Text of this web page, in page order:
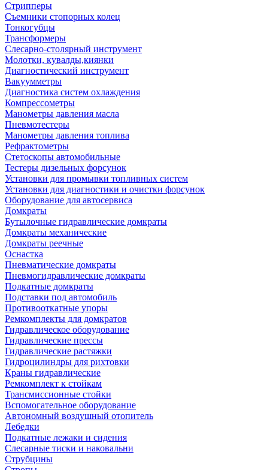
Стрипперы
Съемники стопорных колец
Тонкогубцы
Трансформеры
Слесарно-столярный инструмент
Молотки, кувалды,киянки
Диагностический инструмент
Вакуумметры
Диагностика систем охлаждения
Компрессометры
Манометры давления масла
Пневмотестеры
Манометры давления топлива
Рефрактометры
Стетоскопы автомобильные
Тестеры дизельных форсунок
Установки для промывки топливных систем
Установки для диагностики и очистки форсунок
Оборудование для автосервиса
Домкраты
Бутылочные гидравлические домкраты
Домкраты механические
Домкраты реечные
Оснастка
Пневматические домкраты
Пневмогидравлические домкраты
Подкатные домкраты
Подставки под автомобиль
Противооткатные упоры
Ремкомплекты для домкратов
Гидравлическое оборудование
Гидравлические прессы
Гидравлические растяжки
Гидроцилиндры для рихтовки
Краны гидравлические
Ремкомплект к стойкам
Трансмиссионные стойки
Вспомогательное оборудование
Автономный воздушный отопитель
Лебедки
Подкатные лежаки и сидения
Слесарные тиски и наковальни
Струбцины